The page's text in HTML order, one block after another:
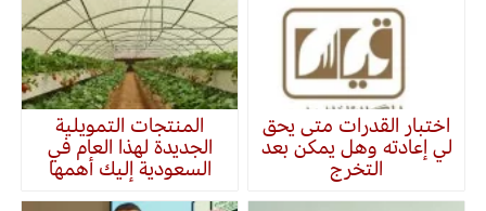
اختبار القدرات متى يحق
لي إعادته وهل يمكن بعد
التخرج
المنتجات التمويلية
الجديدة لهذا العام في
السعودية إليك أهمها